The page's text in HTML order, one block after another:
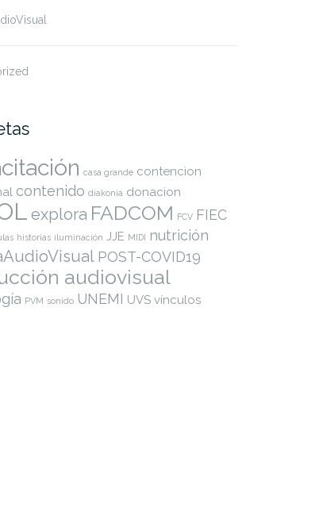
casa grande contencion
contenido diakonia donacion
explora FADCOM FCV FIEC
historias iluminación JJE MIDI nutrición
POST-COVID19
audiovisual
PVM sonido UNEMI UVS vínculos